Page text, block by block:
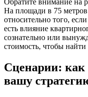
Обратите внимание на
На площади в 75
относительно того,
есть влияние
сознательно или
стоимость, чтобы
Сценарии: как
вашу